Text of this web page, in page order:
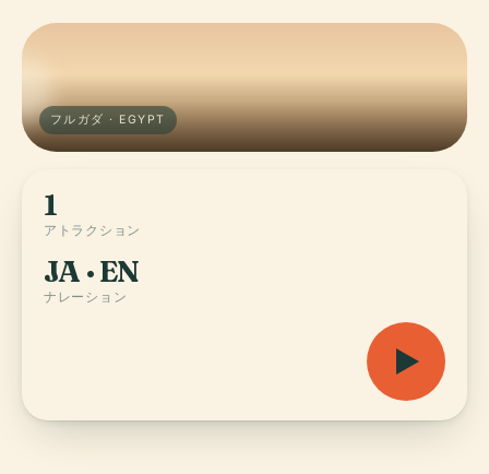
フルガダ · EGYPT
1
アトラクション
JA · EN
ナレーション